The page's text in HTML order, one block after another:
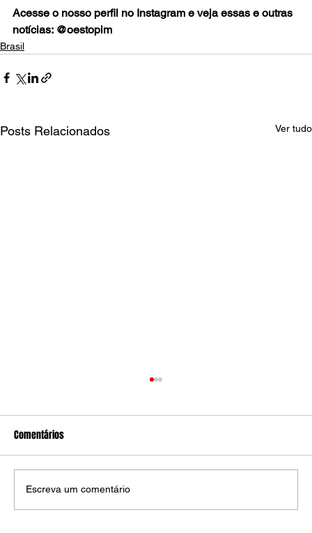
Acesse o nosso perfil no Instagram e veja essas e outras
notícias: @oestopim
Brasil
Posts Relacionados Ver tudo
Comentários
Escreva um comentário